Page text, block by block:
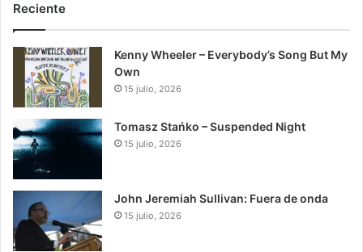
Reciente
Kenny Wheeler – Everybody’s Song But My
Own
15 julio, 2026
Tomasz Stańko – Suspended Night
15 julio, 2026
John Jeremiah Sullivan: Fuera de onda
15 julio, 2026